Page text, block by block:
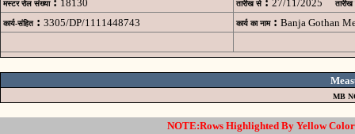
मस्टर रोल संख्या 18130 तारीख से 27/11/2025 तारीख
कार्य-संहित : 3305/DP/1111448743 कार्य का नाम : Banja Gothan
MB
NOTE:Rows Highlighted By Yellow